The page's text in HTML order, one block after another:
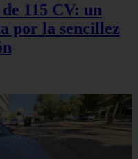
115 CV: un
por la sencillez